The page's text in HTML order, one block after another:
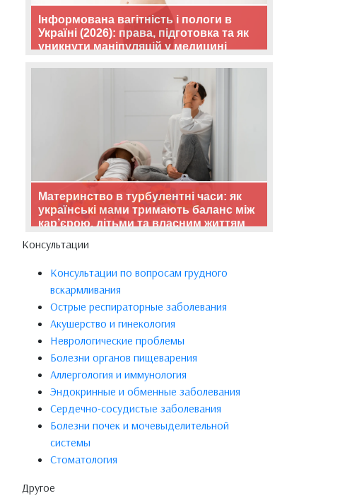
Інформована вагітність і пологи в
Україні (2026): права, підготовка та як
уникнути маніпуляцій у медицині
Материнство в турбулентні часи: як
українські мами тримають баланс між
кар’єрою, дітьми та власним життям
Консультации
Консультации по вопросам грудного
вскармливания
Острые респираторные заболевания
Акушерство и гинекология
Неврологические проблемы
Болезни органов пищеварения
Аллергология и иммунология
Эндокринные и обменные заболевания
Сердечно-сосудистые заболевания
Болезни почек и мочевыделительной
системы
Стоматология
Другое